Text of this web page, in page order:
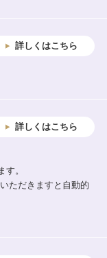
詳しくはこちら
詳しくはこちら
す。
ただきますと自動的